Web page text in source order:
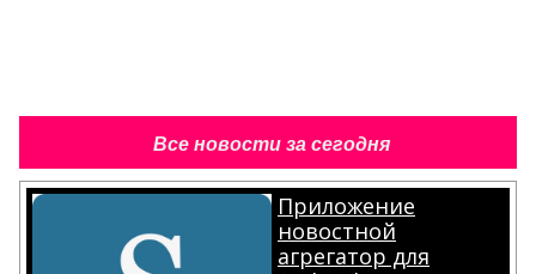
Все новости за сегодня
Приложение
новостной
агрегатор для